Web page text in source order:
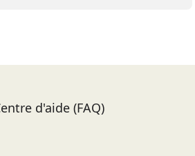
d'aide (FAQ)